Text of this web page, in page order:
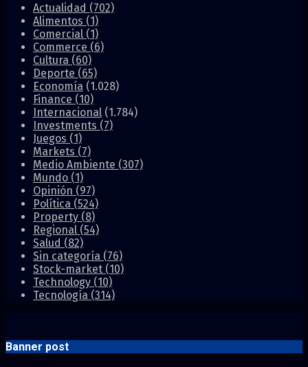
Actualidad (702)
Alimentos (1)
Comercial (1)
Commerce (6)
Cultura (60)
Deporte (65)
Economía (1.028)
Finance (10)
Internacional (1.784)
Investments (7)
Juegos (1)
Markets (7)
Medio Ambiente (307)
Mundo (1)
Opinión (97)
Política (524)
Property (8)
Regional (54)
Salud (82)
Sin categoría (76)
Stock-market (10)
Technology (10)
Tecnología (314)
Banner post